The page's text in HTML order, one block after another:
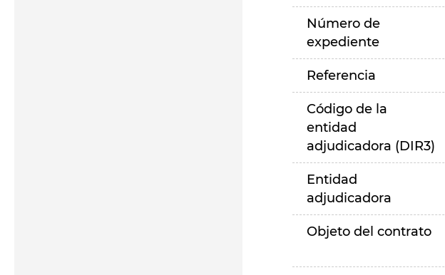
Número de
expediente
Referencia
Código de la
entidad
adjudicadora (DIR3)
Entidad
adjudicadora
Objeto del contrato